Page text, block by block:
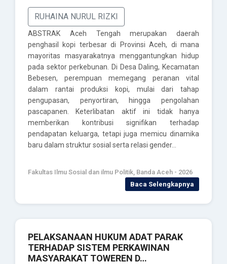
RUHAINA NURUL RIZKI
ABSTRAK Aceh Tengah merupakan daerah
penghasil kopi terbesar di Provinsi Aceh, di mana
mayoritas masyarakatnya menggantungkan hidup
pada sektor perkebunan. Di Desa Daling, Kecamatan
Bebesen, perempuan memegang peranan vital
dalam rantai produksi kopi, mulai dari tahap
pengupasan, penyortiran, hingga pengolahan
pascapanen. Keterlibatan aktif ini tidak hanya
memberikan kontribusi signifikan terhadap
pendapatan keluarga, tetapi juga memicu dinamika
baru dalam struktur sosial serta relasi gender…
Fakultas Ilmu Sosial dan ilmu Politik, Banda Aceh - 2026
Baca Selengkapnya
PELAKSANAAN HUKUM ADAT PARAK
TERHADAP SISTEM PERKAWINAN
MASYARAKAT TOWEREN D…